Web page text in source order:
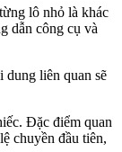
lô nhỏ là khác
dẫn công cụ và
dung liên quan sẽ
Đặc điểm quan
chuyền đầu tiên,